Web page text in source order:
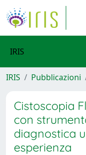
IRIS
IRIS Pubblicazioni
Cistoscopia
con
diagnostica
esperienza